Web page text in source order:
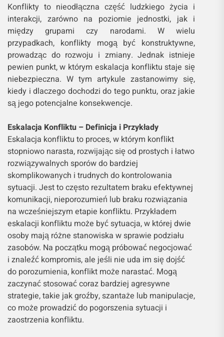
Konflikty to nieodłączna część ludzkiego życia i
interakcji, zarówno na poziomie jednostki, jak i
między grupami czy narodami. W wielu
przypadkach, konflikty mogą być konstruktywne,
prowadząc do rozwoju i zmiany. Jednak istnieje
pewien punkt, w którym eskalacja konfliktu staje się
niebezpieczna. W tym artykule zastanowimy się,
kiedy i dlaczego dochodzi do tego punktu, oraz jakie
są jego potencjalne konsekwencje.
Eskalacja Konfliktu – Definicja i Przykłady
Eskalacja konfliktu to proces, w którym konflikt
stopniowo narasta, rozwijając się od prostych i łatwo
rozwiązywalnych sporów do bardziej
skomplikowanych i trudnych do kontrolowania
sytuacji. Jest to często rezultatem braku efektywnej
komunikacji, nieporozumień lub braku rozwiązania
na wcześniejszym etapie konfliktu. Przykładem
eskalacji konfliktu może być sytuacja, w której dwie
osoby mają różne stanowiska w sprawie podziału
zasobów. Na początku mogą próbować negocjować
i znaleźć kompromis, ale jeśli nie uda im się dojść
do porozumienia, konflikt może narastać. Mogą
zaczynać stosować coraz bardziej agresywne
strategie, takie jak groźby, szantaże lub manipulacje,
co może prowadzić do pogorszenia sytuacji i
zaostrzenia konfliktu.